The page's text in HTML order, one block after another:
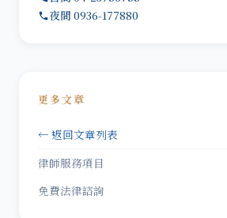
夜間 0936-177880
更多文章
← 返回文章列表
律師服務項目
免費法律諮詢